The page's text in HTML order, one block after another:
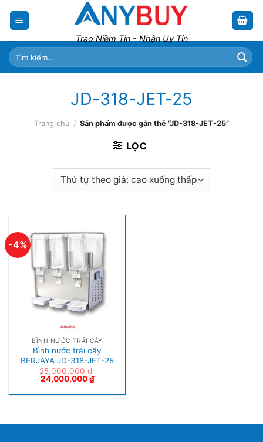
Trao Niềm Tin - Nhận Uy Tín
Tìm
kiếm:
JD-318-JET-25
Trang chủ / Sản phẩm được gắn thẻ “JD-318-JET-25”
LỌC
-4%
BÌNH NƯỚC TRÁI CÂY
Bình nước trái cây
BERJAYA JD-318-JET-25
25,000,000₫
24,000,000₫